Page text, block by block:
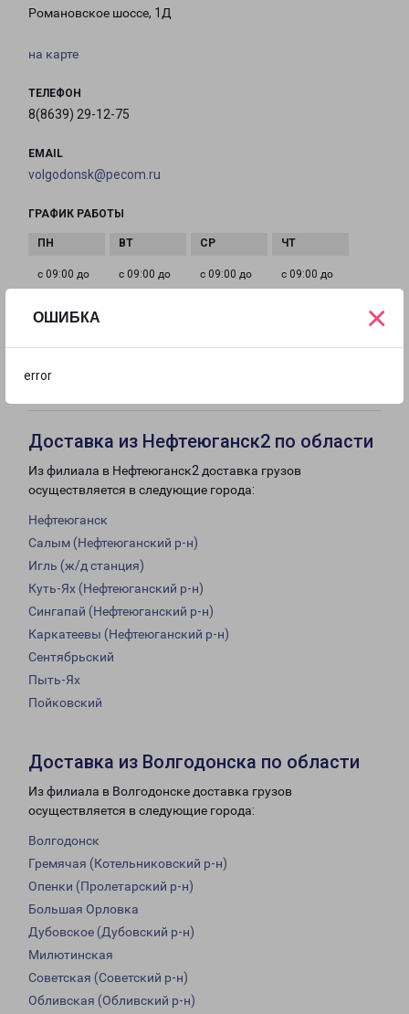
ОШИБКА
error
×
Романовское шоссе, 1Д
на карте
ТЕЛЕФОН
8(8639) 29-12-75
EMAIL
volgodonsk@pecom.ru
ГРАФИК РАБОТЫ
с 09:00 до
с 09:00 до
с 09:00 до
с 09:00 до
18:00
Доставка из Нефтеюганск2 по области
Из филиала в Нефтеюганск2 доставка грузов
осуществляется в следующие города:
Нефтеюганск
Салым (Нефтеюганский р-н)
Игль (ж/д станция)
Куть-Ях (Нефтеюганский р-н)
Сингапай (Нефтеюганский р-н)
Каркатеевы (Нефтеюганский р-н)
Сентябрьский
Пыть-Ях
Пойковский
Доставка из Волгодонска по области
Из филиала в Волгодонске доставка грузов
осуществляется в следующие города:
Волгодонск
Гремячая (Котельниковский р-н)
Опенки (Пролетарский р-н)
Большая Орловка
Дубовское (Дубовский р-н)
Милютинская
Советская (Советский р-н)
Обливская (Обливский р-н)